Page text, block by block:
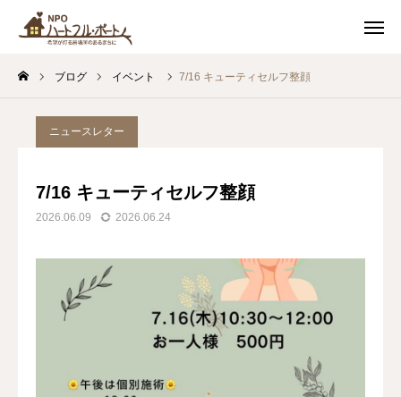
ブログ イベント 7/16 キューティセルフ整顔
ニュースレター
7/16 キューティセルフ整顔
2026.06.09 2026.06.24
スケジュール 友達追加
アクセス
カフェ
soil 子どもの居場所
最新情報